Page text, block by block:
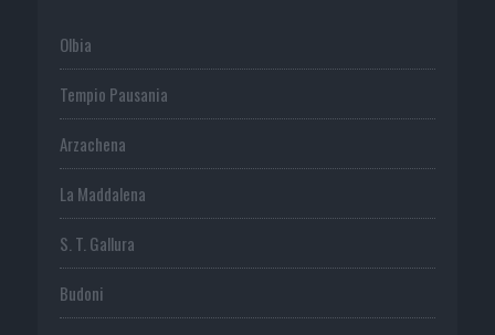
Olbia
Tempio Pausania
Arzachena
La Maddalena
S. T. Gallura
Budoni